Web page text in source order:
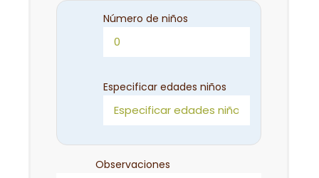
Número de niños
Especificar edades niños
Observaciones